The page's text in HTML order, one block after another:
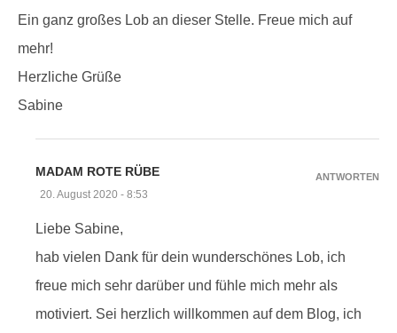
Ein ganz großes Lob an dieser Stelle. Freue mich auf
mehr!
Herzliche Grüße
Sabine
MADAM ROTE RÜBE
20. August 2020 - 8:53
Liebe Sabine,
hab vielen Dank für dein wunderschönes Lob, ich
freue mich sehr darüber und fühle mich mehr als
motiviert. Sei herzlich willkommen auf dem Blog, ich
ANTWORTEN